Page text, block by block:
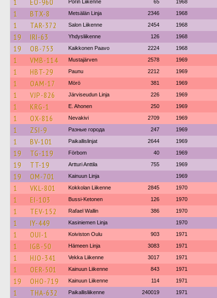
1 EO-960 Porin Liikenne 65 1968
1 BTX-8 Metsälän Linja 2346 1968
1 TAR-372 Salon Liikenne 2454 1968
19 IRI-63 Yhdysliikenne 126 1968
19 OB-753 Kaikkonen Paavo 2224 1968
1 VMB-114 Mustajärven 2578 1969
1 HBT-29 Paunu 2212 1969
1 OAM-17 Mörö 381 1969
1 VJP-826 Järviseudun Linja 226 1969
1 KRG-1 E. Ahonen 250 1969
1 OX-816 Nevakivi 2709 1969
1 ZSI-9 Разные города 247 1969
1 BV-101 Paikallislinjat 2644 1969
19 TG-119 Förbom 40 1969
19 TT-19 Artturi Anttila 755 1969
19 OM-701 Kainuun Linja 1969
1 VKL-801 Kokkolan Liikenne 2845 1970
1 EI-103 Bussi-Ketonen 126 1970
1 TEV-152 Rafael Wallin 386 1970
1 IY-449 Kasiniemen Linja 1970
1 OUI-1 Koiviston Oulu 903 1971
1 IGB-50 Hämeen Linja 3083 1971
1 HJO-341 Vekka Liikenne 3017 1971
1 OER-501 Kainuun Liikenne 843 1971
19 OHO-719 Kainuun Liikenne 114 1971
1 THA-632 Paikallisliikenne 240019 1971